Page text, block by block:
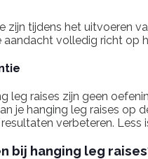
zijn tijdens het uitvoeren
volledig richt op
leg raises zijn geen
je hanging leg raises
verbeteren. Less
bij hanging leg